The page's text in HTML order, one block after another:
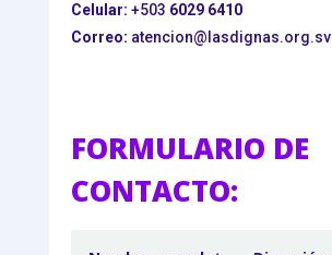
Celular: +503 6029 6410
Correo: atencion@lasdignas.org.sv
FORMULARIO DE
CONTACTO: